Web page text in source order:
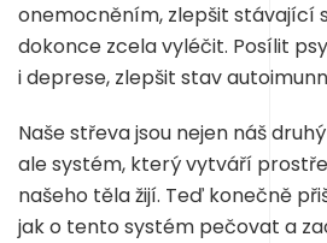
onemocněním, zlepšit stávající
dokonce zcela vyléčit. Posílit
i deprese, zlepšit stav
Naše střeva jsou nejen náš
ale systém, který vytváří
našeho těla žijí. Teď konečně
jak o tento systém pečovat a